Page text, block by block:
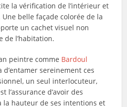
la vérification de l’intérieur et
belle façade colorée de la
un cachet visuel non
de l’habitation.
peintre comme Bardoul
sereinement ces
un seul interlocuteur,
l’assurance d’avoir des
hauteur de ses intentions et